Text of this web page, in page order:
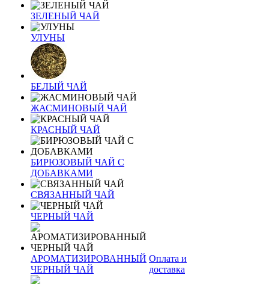
ЗЕЛЕНЫЙ ЧАЙ
УЛУНЫ
БЕЛЫЙ ЧАЙ
ЖАСМИНОВЫЙ ЧАЙ
КРАСНЫЙ ЧАЙ
БИРЮЗОВЫЙ ЧАЙ С
ДОБАВКАМИ
СВЯЗАННЫЙ ЧАЙ
ЧЕРНЫЙ ЧАЙ
АРОМАТИЗИРОВАННЫЙ
ЧЕРНЫЙ ЧАЙ
Оплата и
доставка